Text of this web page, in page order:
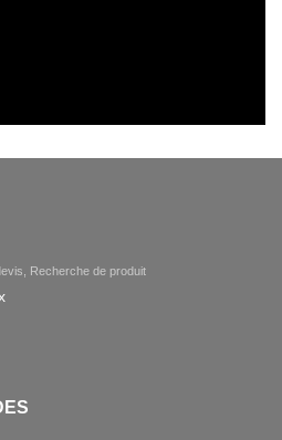
Recherche de produit